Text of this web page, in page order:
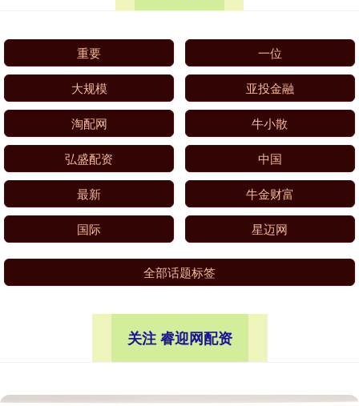
重要 一位
大规模 亚投金融
淘配网 牛小散
弘盛配资 中国
最新 牛金财富
国际 星迈网
全部话题标签
关注 睿迎网配资